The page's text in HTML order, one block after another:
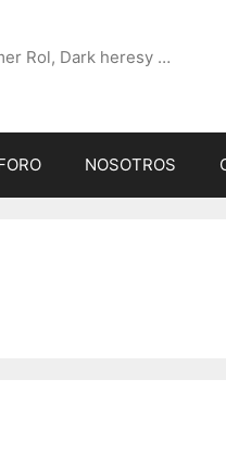
Rol, Dark heresy …
NOSOTROS